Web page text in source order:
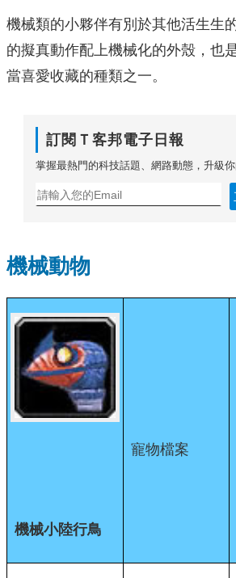
機械類的小夥伴有別於其他活生生
的擬真動作配上機械化的外殼，也
當喜愛收藏的種類之一。
訂閱Ｔ客邦電子日報
掌握最熱門的科技話題、網路動態，升級你
機械動物
機械小陸行鳥
寵物檔案